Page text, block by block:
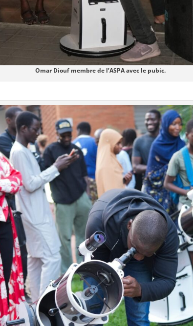
Omar Diouf membre de l’ASPA avec le pubic.